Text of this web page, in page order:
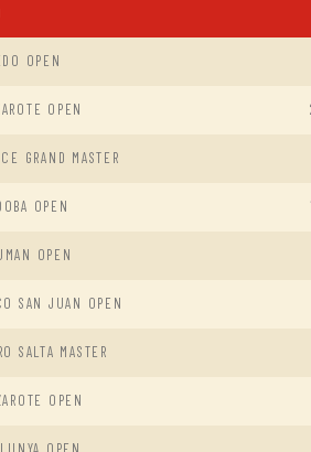
OPEN
OPEN
GRAND MASTER
OPEN
OPEN
SAN JUAN OPEN
SALTA MASTER
OPEN